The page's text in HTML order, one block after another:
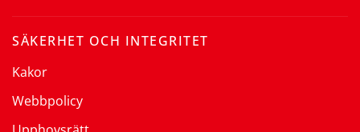
SÄKERHET OCH INTEGRITET
Kakor
Webbpolicy